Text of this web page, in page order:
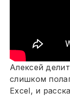
Алексей
слишком
Excel, и